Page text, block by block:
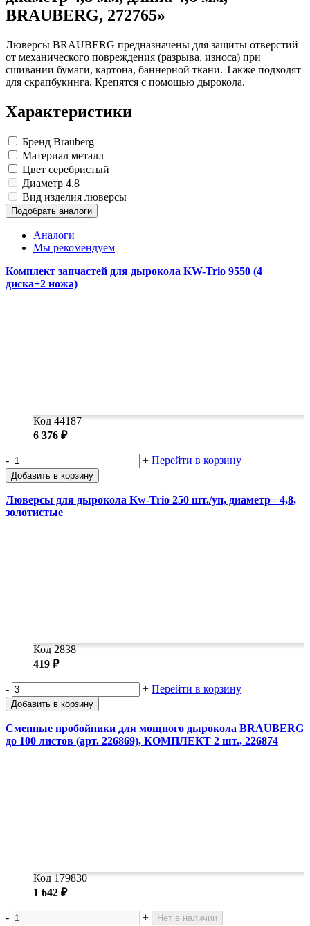
BRAUBERG, 272765»
Люверсы BRAUBERG предназначены для защиты отверстий
от механического повреждения (разрыва, износа) при
сшивании бумаги, картона, баннерной ткани. Также подходят
для скрапбукинга. Крепятся с помощью дырокола.
Характеристики
Бренд Brauberg
Материал металл
Цвет серебристый
Диаметр 4.8
Вид изделия люверсы
Подобрать аналоги
Аналоги
Мы рекомендуем
Комплект запчастей для дырокола KW-Trio 9550 (4
диска+2 ножа)
Код 44187
6 376 ₽
- + Перейти в корзину
Добавить в корзину
Люверсы для дырокола Kw-Trio 250 шт./уп, диаметр= 4,8,
золотистые
Код 2838
419 ₽
- + Перейти в корзину
Добавить в корзину
Сменные пробойники для мощного дырокола BRAUBERG
до 100 листов (арт. 226869), КОМПЛЕКТ 2 шт., 226874
Код 179830
1 642 ₽
- + Нет в наличии